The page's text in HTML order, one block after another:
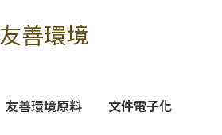
友善環境
友善環境原料 文件電子化